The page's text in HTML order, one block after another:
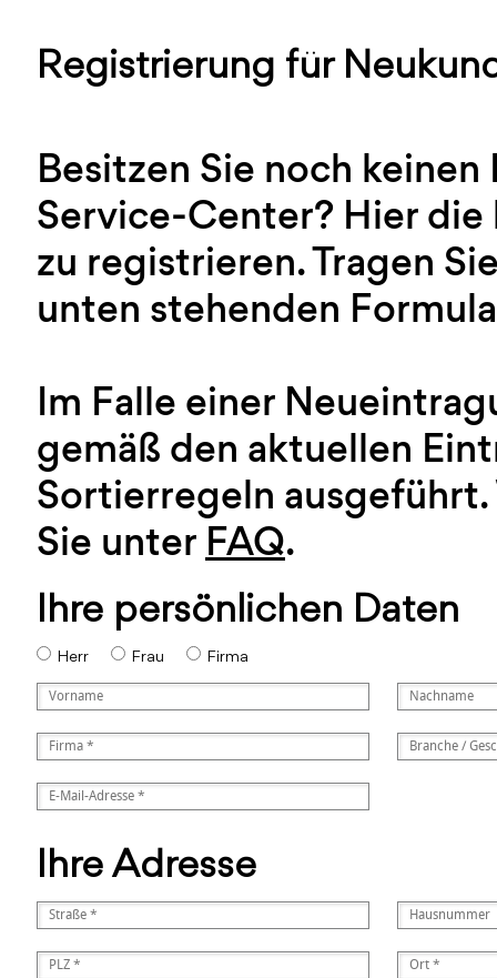
Registrierung für
Besitzen Sie noch
Service-Center? Hier
zu registrieren. Tragen
unten stehenden
Im Falle einer
gemäß den aktuellen
Sortierregeln
Sie unter FAQ.
Ihre persönlichen Daten
Herr Frau Firma
Ihre Adresse